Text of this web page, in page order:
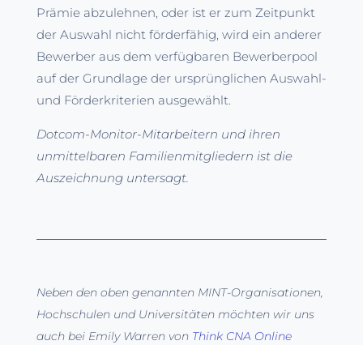
Prämie abzulehnen, oder ist er zum Zeitpunkt
der Auswahl nicht förderfähig, wird ein anderer
Bewerber aus dem verfügbaren Bewerberpool
auf der Grundlage der ursprünglichen Auswahl-
und Förderkriterien ausgewählt.
Dotcom-Monitor-Mitarbeitern und ihren
unmittelbaren Familienmitgliedern ist die
Auszeichnung untersagt.
Neben den oben genannten MINT-Organisationen,
Hochschulen und Universitäten möchten wir uns
auch bei Emily Warren von Think CNA Online